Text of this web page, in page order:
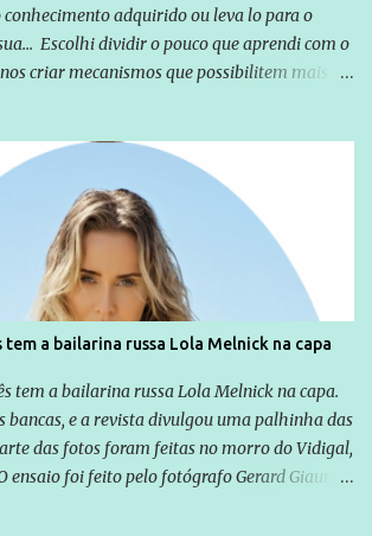
conhecimento adquirido ou leva lo para o
Escolhi dividir o pouco que aprendi com o
criar mecanismos que possibilitem mais e
que além de informação
e cada vez mais preocupantes, do tipo que
a ver neste espaço, vou trabalhar a ideia
não só informações, mas que gere de
riqueza do conhecimento... Exemplo: o
precisa só ser informado sobre operações
não; é preciso levar até as pessoas, do mais
o que diz a nossa Constituição, quais são
em ...
tem a bailarina russa Lola Melnick na capa
tem a bailarina russa Lola Melnick na capa.
bancas, e a revista divulgou uma palhinha das
das fotos foram feitas no morro do Vidigal,
ensaio foi feito pelo fotógrafo Gerard Giaume